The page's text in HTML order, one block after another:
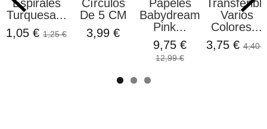
Espirales
Turquesa...
1,05 € 1,25 €
Círculos
De 5 CM
3,99 €
Papeles
Babydream
Pink...
9,75 €
12,99 €
Varios
Colores...
3,75 € 4,40 €